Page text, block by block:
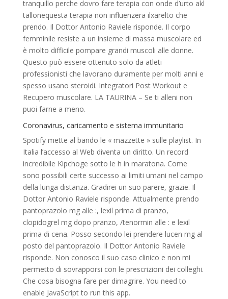
tranquillo perche dovro fare terapia con onde d’urto akl
tallonequesta terapia non influenzera ilxarelto che
prendo. Il Dottor Antonio Raviele risponde. Il corpo
femminile resiste a un insieme di massa muscolare ed
è molto difficile pompare grandi muscoli alle donne.
Questo può essere ottenuto solo da atleti
professionisti che lavorano duramente per molti anni e
spesso usano steroidi. Integratori Post Workout e
Recupero muscolare. LA TAURINA – Se ti alleni non
puoi farne a meno.
Coronavirus, caricamento e sistema immunitario
Spotify mette al bando le « mazzette » sulle playlist. In
Italia l’accesso al Web diventa un diritto. Un record
incredibile Kipchoge sotto le h in maratona. Come
sono possibili certe successo ai limiti umani nel campo
della lunga distanza. Gradirei un suo parere, grazie. Il
Dottor Antonio Raviele risponde. Attualmente prendo
pantoprazolo mg alle :, lexil prima di pranzo,
clopidogrel mg dopo pranzo, /tenormin alle : e lexil
prima di cena. Posso secondo lei prendere lucen mg al
posto del pantoprazolo. Il Dottor Antonio Raviele
risponde. Non conosco il suo caso clinico e non mi
permetto di sovrapporsi con le prescrizioni dei colleghi.
Che cosa bisogna fare per dimagrire. You need to
enable JavaScript to run this app.